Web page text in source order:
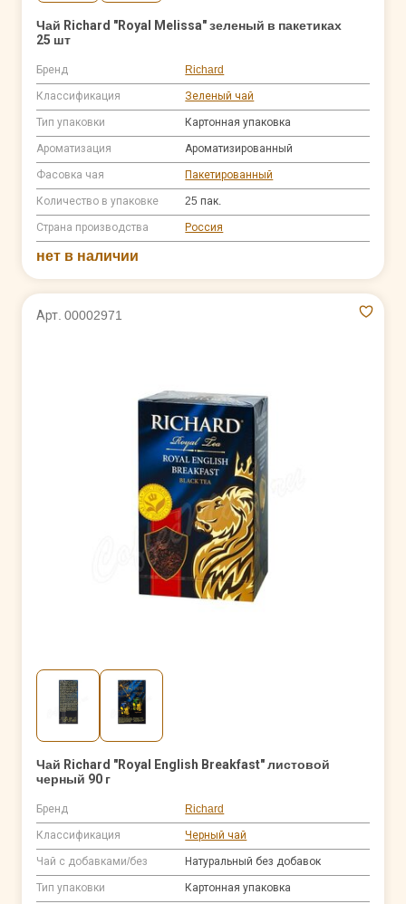
Чай Richard "Royal Melissa" зеленый в пакетиках
25 шт
Бренд Richard
Классификация Зеленый чай
Тип упаковки Картонная упаковка
Ароматизация Ароматизированный
Фасовка чая Пакетированный
Количество в упаковке 25 пак.
Страна производства Россия
нет в наличии
Арт. 00002971
Чай Richard "Royal English Breakfast" листовой
черный 90 г
Бренд Richard
Классификация Черный чай
Чай с добавками/без Натуральный без добавок
Тип упаковки Картонная упаковка